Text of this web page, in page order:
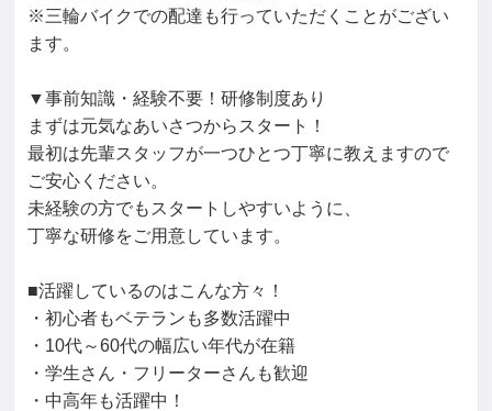
※三輪バイクでの配達も行っていただくことがござい
ます。
▼事前知識・経験不要！研修制度あり
まずは元気なあいさつからスタート！
最初は先輩スタッフが一つひとつ丁寧に教えますので
ご安心ください。
未経験の方でもスタートしやすいように、
丁寧な研修をご用意しています。
■活躍しているのはこんな方々！
・初心者もベテランも多数活躍中
・10代～60代の幅広い年代が在籍
・学生さん・フリーターさんも歓迎
・中高年も活躍中！